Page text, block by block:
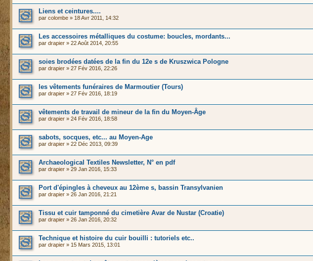
Liens et ceintures....
par colombe » 18 Avr 2011, 14:32
Les accessoires métalliques du costume: boucles, mordants...
par drapier » 22 Août 2014, 20:55
soies brodées datées de la fin du 12e s de Kruszwica Pologne
par drapier » 27 Fév 2016, 22:26
les vêtements funéraires de Marmoutier (Tours)
par drapier » 27 Fév 2016, 18:19
vêtements de travail de mineur de la fin du Moyen-Âge
par drapier » 24 Fév 2016, 18:58
sabots, socques, etc... au Moyen-Age
par drapier » 22 Déc 2013, 09:39
Archaeological Textiles Newsletter, N° en pdf
par drapier » 29 Jan 2016, 15:33
Port d'épingles à cheveux au 12ème s, bassin Transylvanien
par drapier » 26 Jan 2016, 21:21
Tissu et cuir tamponné du cimetière Avar de Nustar (Croatie)
par drapier » 26 Jan 2016, 20:32
Technique et histoire du cuir bouilli : tutoriels etc..
par drapier » 15 Mars 2015, 13:01